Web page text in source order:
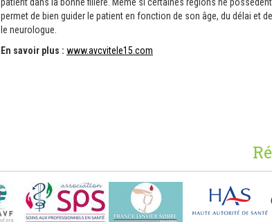
permet de bien guider le patient en fonction de son âge, du délai et
le neurologue.
En savoir plus : www.avcvitele15.com